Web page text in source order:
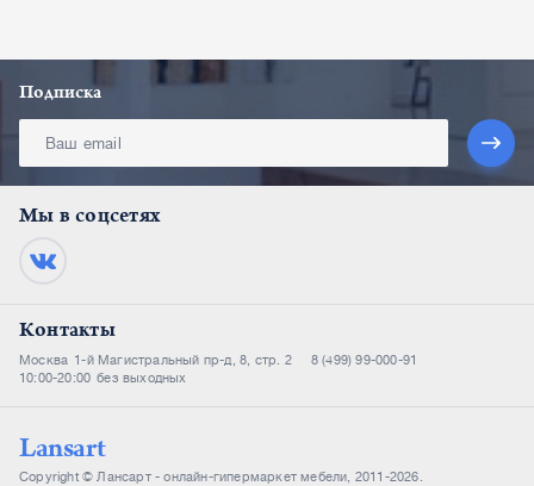
Подписка
Мы в соцсетях
Контакты
Москва 1-й Магистральный пр-д, 8, стр. 2
8 (499) 99-000-91
10:00-20:00 без выходных
Lansart
Copyright © Лансарт - онлайн-гипермаркет мебели, 2011-2026.